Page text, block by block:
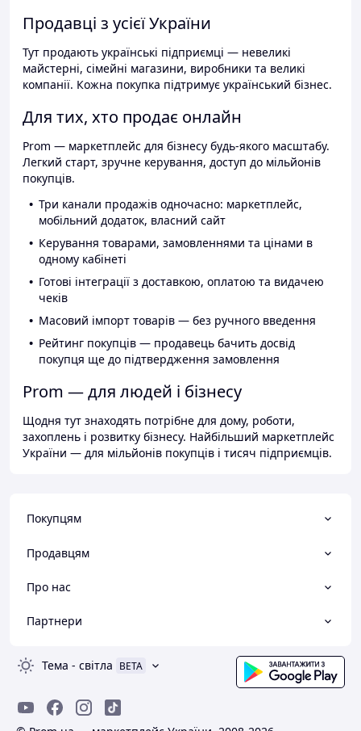
Продавці з усієї України
Тут продають українські підприємці — невеликі
майстерні, сімейні магазини, виробники та великі
компанії. Кожна покупка підтримує український бізнес.
Для тих, хто продає онлайн
Prom — маркетплейс для бізнесу будь-якого масштабу.
Легкий старт, зручне керування, доступ до мільйонів
покупців.
Три канали продажів одночасно: маркетплейс,
мобільний додаток, власний сайт
Керування товарами, замовленнями та цінами в
одному кабінеті
Готові інтеграції з доставкою, оплатою та видачею
чеків
Масовий імпорт товарів — без ручного введення
Рейтинг покупців — продавець бачить досвід
покупця ще до підтвердження замовлення
Prom — для людей і бізнесу
Щодня тут знаходять потрібне для дому, роботи,
захоплень і розвитку бізнесу. Найбільший маркетплейс
України — для мільйонів покупців і тисяч підприємців.
Покупцям
Продавцям
Про нас
Партнери
Тема - світла BETA